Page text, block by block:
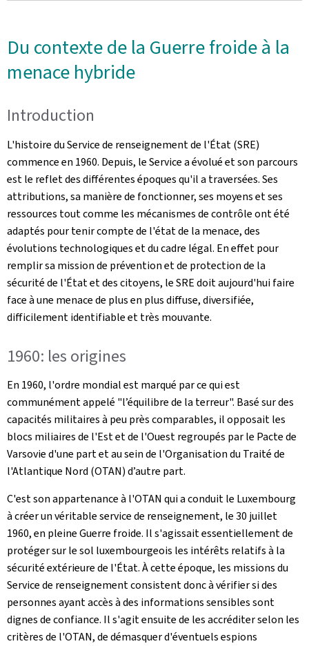
Du contexte de la Guerre froide à la
menace hybride
Introduction
L'histoire du Service de renseignement de l'État (SRE)
commence en 1960. Depuis, le Service a évolué et son parcours
est le reflet des différentes époques qu'il a traversées. Ses
attributions, sa manière de fonctionner, ses moyens et ses
ressources tout comme les mécanismes de contrôle ont été
adaptés pour tenir compte de l'état de la menace, des
évolutions technologiques et du cadre légal. En effet pour
remplir sa mission de prévention et de protection de la
sécurité de l'État et des citoyens, le SRE doit aujourd'hui faire
face à une menace de plus en plus diffuse, diversifiée,
difficilement identifiable et très mouvante.
1960: les origines
En 1960, l'ordre mondial est marqué par ce qui est
communément appelé "l’équilibre de la terreur". Basé sur des
capacités militaires à peu près comparables, il opposait les
blocs miliaires de l'Est et de l'Ouest regroupés par le Pacte de
Varsovie d'une part et au sein de l'Organisation du Traité de
l'Atlantique Nord (OTAN) d’autre part.
C'est son appartenance à l'OTAN qui a conduit le Luxembourg
à créer un véritable service de renseignement, le 30 juillet
1960, en pleine Guerre froide. Il s'agissait essentiellement de
protéger sur le sol luxembourgeois les intérêts relatifs à la
sécurité extérieure de l'État. À cette époque, les missions du
Service de renseignement consistent donc à vérifier si des
personnes ayant accès à des informations sensibles sont
dignes de confiance. Il s'agit ensuite de les accréditer selon les
critères de l'OTAN, de démasquer d'éventuels espions